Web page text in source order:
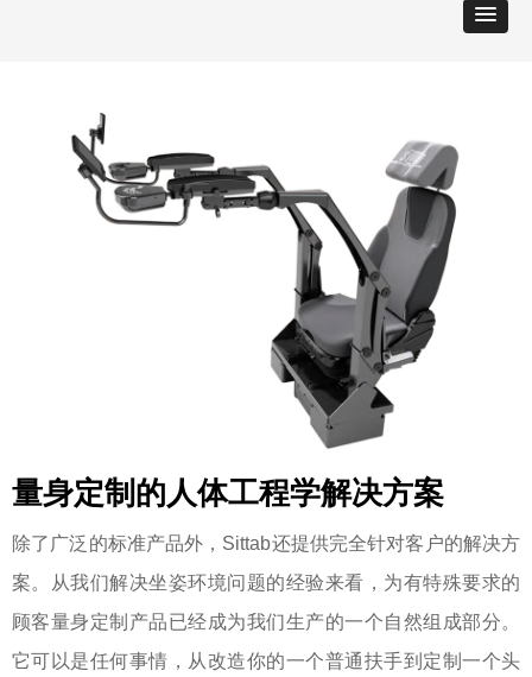
量身定制的人体工程学解决方案
除了广泛的标准产品外，Sittab还提供完全针对客户的解决方
案。从我们解决坐姿环境问题的经验来看，为有特殊要求的
顾客量身定制产品已经成为我们生产的一个自然组成部分。
它可以是任何事情，从改造你的一个普通扶手到定制一个头